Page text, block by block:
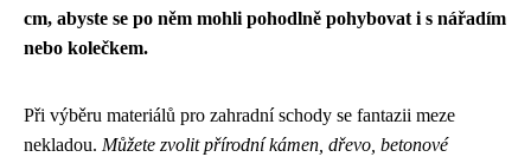
cm, abyste se po něm mohli pohodlně pohybovat i s nářadím
nebo kolečkem.
Při výběru materiálů pro zahradní schody se fantazii meze
nekladou. Můžete zvolit přírodní kámen, dřevo, betonové